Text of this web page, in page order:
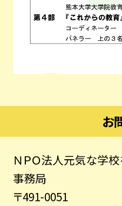
お
ＮＰＯ法人元気な学
事務局
〒491-0051